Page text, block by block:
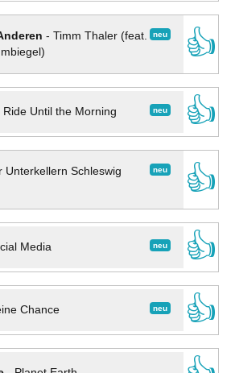
neu
- Timm Thaler (feat.
👍
neu
Ride Until the Morning
👍
neu
Unterkellern Schleswig
👍
neu
Media
👍
neu
Chance
👍